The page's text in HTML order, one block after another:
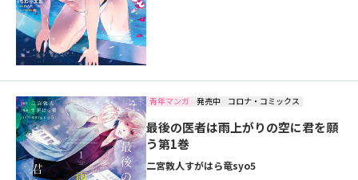
青年マンガ 発売中 コロナ・コミックス
最後の医者は雨上がりの空に君を願
う第1巻
二宮敦人すがはら竜syo5